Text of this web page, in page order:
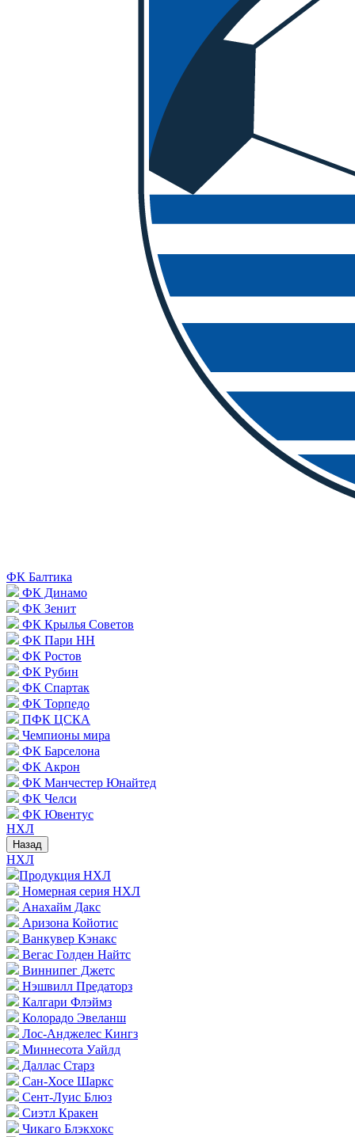
ФК Балтика
ФК Динамо
ФК Зенит
ФК Крылья Советов
ФК Пари НН
ФК Ростов
ФК Рубин
ФК Спартак
ФК Торпедо
ПФК ЦСКА
Чемпионы мира
ФК Барселона
ФК Акрон
ФК Манчестер Юнайтед
ФК Челси
ФК Ювентус
НХЛ
Назад
НХЛ
Продукция НХЛ
Номерная серия НХЛ
Анахайм Дакс
Аризона Койотис
Ванкувер Кэнакс
Вегас Голден Найтс
Виннипег Джетс
Нэшвилл Предаторз
Калгари Флэймз
Колорадо Эвеланш
Лос-Анджелес Кингз
Миннесота Уайлд
Даллас Старз
Сан-Хосе Шаркс
Сент-Луис Блюз
Сиэтл Кракен
Чикаго Блэкхокс